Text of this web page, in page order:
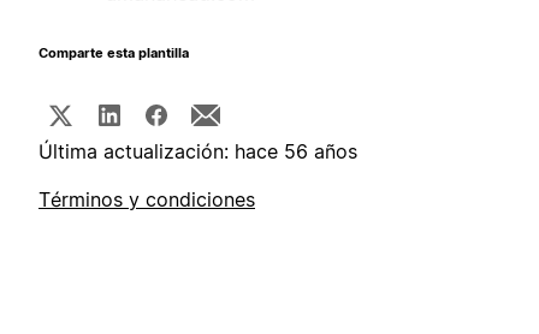
Comparte esta plantilla
Última actualización: hace 56 años
Términos y condiciones